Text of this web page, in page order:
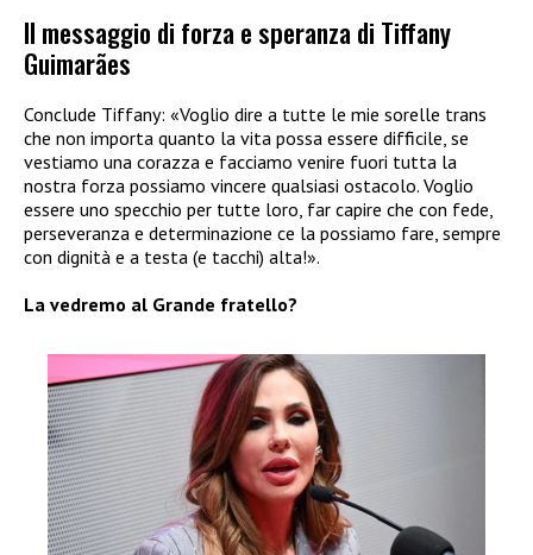
Il messaggio di forza e speranza di Tiffany
Guimarães
Conclude Tiffany: «Voglio dire a tutte le mie sorelle trans
che non importa quanto la vita possa essere difficile, se
vestiamo una corazza e facciamo venire fuori tutta la
nostra forza possiamo vincere qualsiasi ostacolo. Voglio
essere uno specchio per tutte loro, far capire che con fede,
perseveranza e determinazione ce la possiamo fare, sempre
con dignità e a testa (e tacchi) alta!».
La vedremo al Grande fratello?